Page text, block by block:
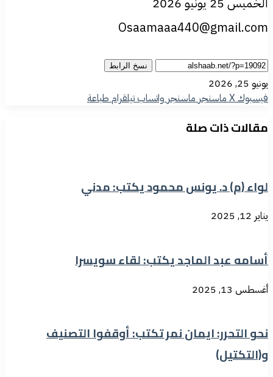
Osaamaaa440@gmail.com
نسخ الرابط
يونيو 25, 2026
فيسبوك‫Xماسنجر ماسنجر واتسابتيلقرامطباعة
مقالات ذات صلة
لواء (م) د. يونس محمود يكتب: مدني
يناير 12, 2025
أسامه عبد الماجد يكتب: لقاء سويسرا
أغسطس 13, 2025
نحو التحرر: ايمان نمر تكتب: أوقفوا التصنيف
و(التكتيل)